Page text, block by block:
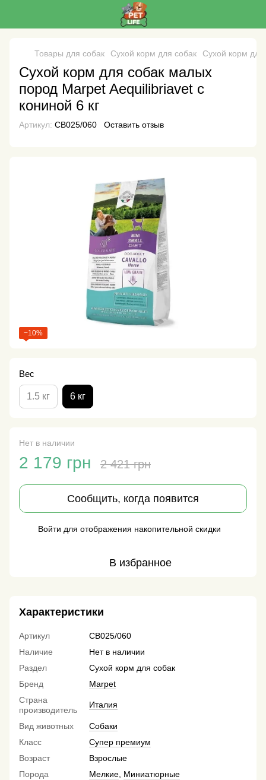
Товары для собак Сухой корм для собак Сухой корм
Сухой корм для собак малых
пород Marpet Aequilibriavet с
кониной 6 кг
Артикул: CB025/060 Оставить отзыв
−10%
Вес
1.5 кг 6 кг
Нет в наличии
2 179 грн 2 421 грн
Сообщить, когда появится
Войти для отображения накопительной скидки
В избранное
Характеристики
Артикул
CB025/060
Наличие
Нет в наличии
Раздел
Сухой корм для собак
Бренд
Marpet
Страна
производитель
Италия
Вид животных
Собаки
Класс
Супер премиум
Возраст
Взрослые
Порода
Мелкие Миниатюрные